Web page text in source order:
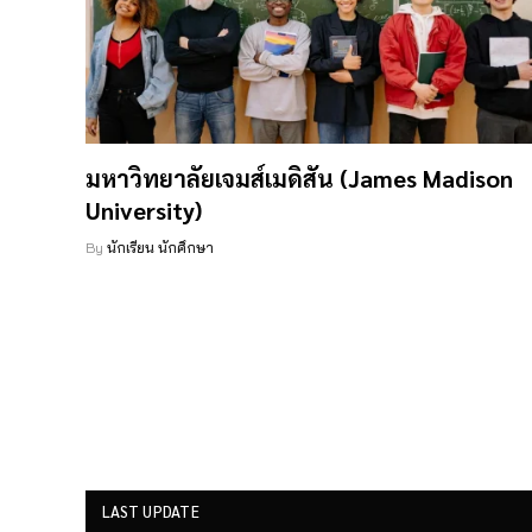
มหาวิทยาลัยเจมส์เมดิสัน (James Madison
University)
By นักเรียน นักศึกษา
LAST UPDATE